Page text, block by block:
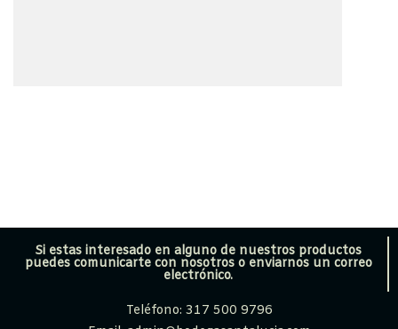
Si estas interesado en alguno de nuestros productos
puedes comunicarte con nosotros o enviarnos un correo
electrónico.
Teléfono: 317 500 9796